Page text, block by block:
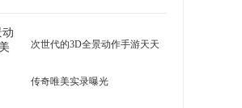
次世代的3D全景动作手游天天
传奇唯美实录曝光